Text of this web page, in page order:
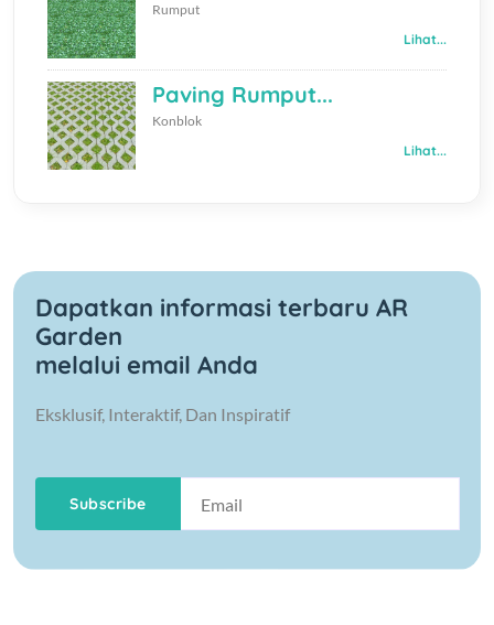
Rumput
Lihat...
Paving Rumput...
Konblok
Lihat...
Dapatkan informasi terbaru AR
Garden
melalui email Anda
Eksklusif, Interaktif, Dan Inspiratif
Subscribe